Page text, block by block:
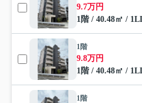
9.7万円
1階 / 40.48㎡ /
1階
9.8万円
1階 / 40.48㎡ /
1階